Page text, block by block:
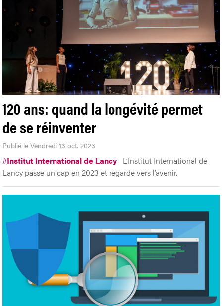
120 ans: quand la longévité permet
de se réinventer
Publié le Vendredi 13 oct. 2023
#Institut International de Lancy L’Institut International de
Lancy passe un cap en 2023 et regarde vers l’avenir.